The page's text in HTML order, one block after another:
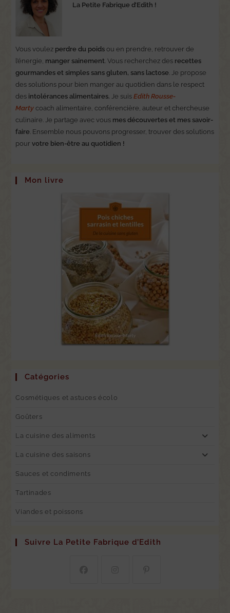
La Petite Fabrique d’Edith !
Vous voulez perdre du poids ou en prendre, retrouver de
l’énergie, manger sainement. Vous recherchez des recettes
gourmandes et simples sans gluten, sans lactose. Je propose
des solutions pour bien manger au quotidien dans le respect
des intolérances alimentaires. Je suisEdith Rousse-
Marty coach alimentaire, conférencière, auteur et chercheuse
culinaire. Je partage avec vous mes découvertes et mes savoir-
faire. Ensemble nous pouvons progresser, trouver des solutions
pour votre bien-être au quotidien !
Mon livre
Catégories
Cosmétiques et astuces écolo
Goûters
La cuisine des aliments
La cuisine des saisons
Sauces et condiments
Tartinades
Viandes et poissons
Suivre La Petite Fabrique d’Edith